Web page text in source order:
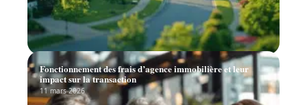
Fonctionnement des frais d’agence immobilière et leur
impact sur la transaction
11 mars 2026